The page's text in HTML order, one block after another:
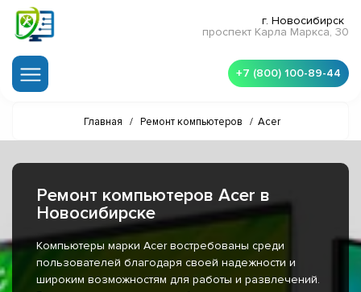
г. Новосибирск
проспект Карла Маркса, 30
+7 (800) 100-89-44
Главная / Ремонт компьютеров / Acer
Ремонт компьютеров Acer в
Новосибирске
Компьютеры марки Acer востребованы среди
пользователей благодаря своей надежности и
широким возможностям для работы и развлечений.